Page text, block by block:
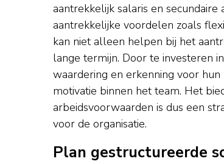
aantrekkelijk salaris en
aantrekkelijke voordelen zoals
kan niet alleen helpen bij het
lange termijn. Door te investeren
waardering en erkenning voor
motivatie binnen het team. Het
arbeidsvoorwaarden is dus een
voor de organisatie.
Plan gestructureerde